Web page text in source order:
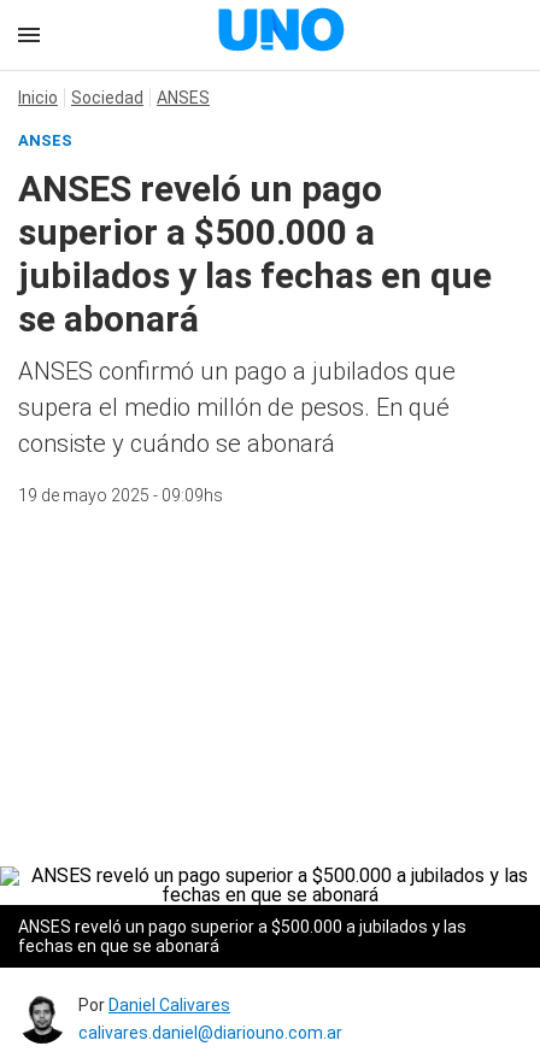
Inicio Sociedad ANSES
ANSES
ANSES reveló un pago
superior a $500.000 a
jubilados y las fechas en que
se abonará
ANSES confirmó un pago a jubilados que
supera el medio millón de pesos. En qué
consiste y cuándo se abonará
19 de mayo 2025 - 09:09hs
ANSES reveló un pago superior a $500.000 a jubilados y las
fechas en que se abonará
Por Daniel Calivares
calivares.daniel@diariouno.com.ar